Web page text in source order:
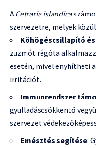
A Cetraria islandica
szervezetre, melyek
Köhögéscsillapító
zuzmót régóta
esetén, mivel enyhítheti
irritációt.
Immunrendszer
gyulladáscsökkentő
szervezet
Emésztés segítése: